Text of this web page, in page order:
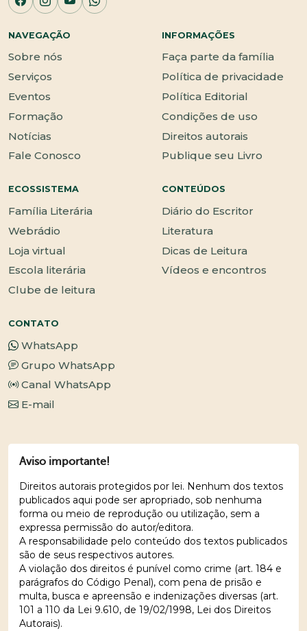
NAVEGAÇÃO
Sobre nós
Serviços
Eventos
Formação
Notícias
Fale Conosco
INFORMAÇÕES
Faça parte da família
Política de privacidade
Política Editorial
Condições de uso
Direitos autorais
Publique seu Livro
ECOSSISTEMA
Família Literária
Webrádio
Loja virtual
Escola literária
Clube de leitura
CONTEÚDOS
Diário do Escritor
Literatura
Dicas de Leitura
Vídeos e encontros
CONTATO
WhatsApp
Grupo WhatsApp
Canal WhatsApp
E-mail
Aviso importante!
Direitos autorais protegidos por lei. Nenhum dos textos
publicados aqui pode ser apropriado, sob nenhuma
forma ou meio de reprodução ou utilização, sem a
expressa permissão do autor/editora.
A responsabilidade pelo conteúdo dos textos publicados
são de seus respectivos autores.
A violação dos direitos é punível como crime (art. 184 e
parágrafos do Código Penal), com pena de prisão e
multa, busca e apreensão e indenizações diversas (art.
101 a 110 da Lei 9.610, de 19/02/1998, Lei dos Direitos
Autorais).